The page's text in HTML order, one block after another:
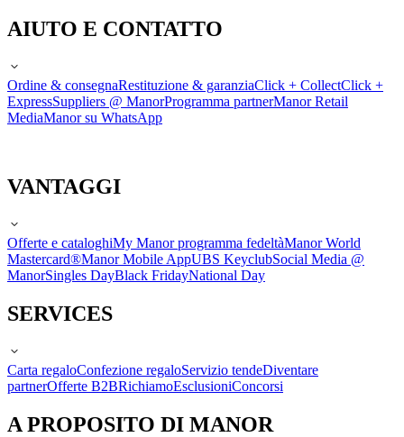
AIUTO E CONTATTO
Ordine & consegnaRestituzione & garanziaClick + CollectClick +
ExpressSuppliers @ ManorProgramma partnerManor Retail
MediaManor su WhatsApp
VANTAGGI
Offerte e cataloghiMy Manor programma fedeltàManor World
Mastercard®Manor Mobile AppUBS KeyclubSocial Media @
ManorSingles DayBlack FridayNational Day
SERVICES
Carta regaloConfezione regaloServizio tendeDiventare
partnerOfferte B2BRichiamoEsclusioniConcorsi
A PROPOSITO DI MANOR